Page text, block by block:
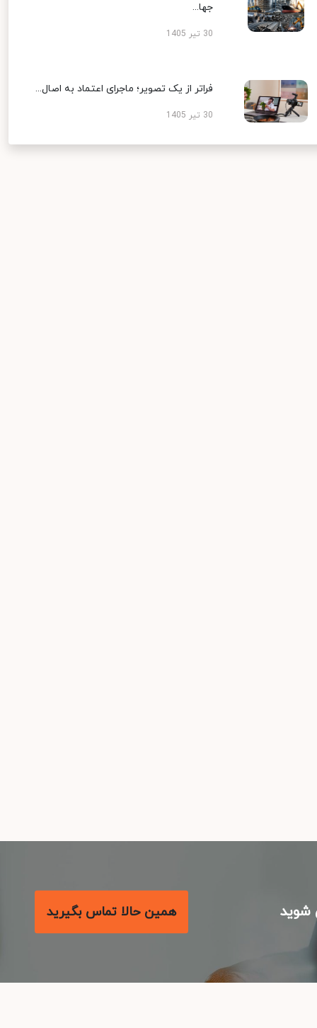
جها...
30 تیر 1405
فراتر از یک تصویر؛ ماجرای اعتماد به اصال...
30 تیر 1405
همین حالا تماس بگیرید